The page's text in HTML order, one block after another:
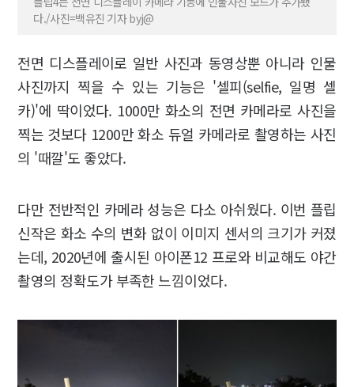
다./사진=백유진 기자 byj@
전면 디스플레이로 일반 사진과 동영상뿐 아니라 인물
사진까지 찍을 수 있는 기능은 '셀피(selfie, 일명 셀
카)'에 딱이었다. 1000만 화소의 전면 카메라로 사진을
찍는 것보다 1200만 화소 듀얼 카메라로 촬영하는 사진
의 '때깔'도 좋았다.
다만 전반적인 카메라 성능은 다소 아쉬웠다. 이번 플립
신작은 화소 수의 변화 없이 이미지 센서의 크기가 커졌
는데, 2020년에 출시된 아이폰12 프로와 비교해도 야간
촬영의 정확도가 부족한 느낌이었다.